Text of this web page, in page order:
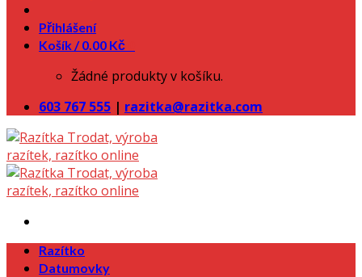
Přihlášení
Košík /0.00 Kč
Žádné produkty v košíku.
603 767 555 | razitka@razitka.com
Razítko
Datumovky